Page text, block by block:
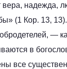
надежда,
(1 Кор. 13,
—
в
все